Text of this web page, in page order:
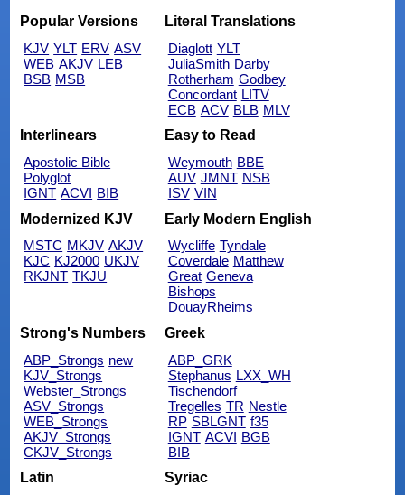
Popular Versions
KJV YLT ERV ASV
WEB AKJV LEB
BSB MSB
Literal Translations
Diaglott YLT
JuliaSmith Darby
Rotherham Godbey
Concordant LITV
ECB ACV BLB MLV
Interlinears
Apostolic Bible
Polyglot
IGNT ACVI BIB
Easy to Read
Weymouth BBE
AUV JMNT NSB
ISV VIN
Modernized KJV
MSTC MKJV AKJV
KJC KJ2000 UKJV
RKJNT TKJU
Early Modern English
Wycliffe Tyndale
Coverdale Matthew
Great Geneva
Bishops
DouayRheims
Strong's Numbers
ABP_Strongs new
KJV_Strongs
Webster_Strongs
ASV_Strongs
WEB_Strongs
AKJV_Strongs
CKJV_Strongs
Greek
ABP_GRK
Stephanus LXX_WH
Tischendorf
Tregelles TR Nestle
RP SBLGNT f35
IGNT ACVI BGB
BIB
Latin
Syriac